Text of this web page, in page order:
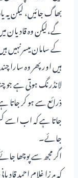
بھاگ جائیں، لیکن یہ
گے،لیکن وہ قادیان
کے سامان میسرنہیں
ہیں اور پھر وہ سارا
لانڈرنگ ہوتی ہے
ذرائع سے ہو کر جاتا
جاتا ہے کہ اب اسے کس
جائے۔
اگر مجھ سے پوچھا
کہ مرزا غلام احمد